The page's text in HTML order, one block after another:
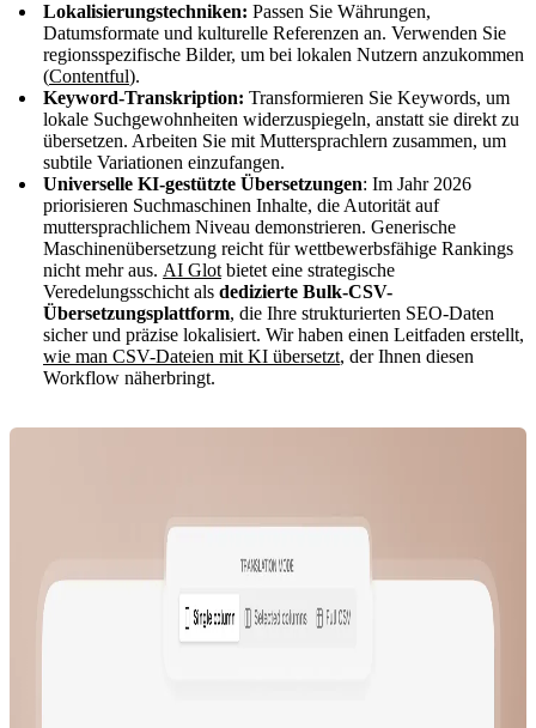
Lokalisierungstechniken: Passen Sie Währungen,
Datumsformate und kulturelle Referenzen an. Verwenden Sie
regionsspezifische Bilder, um bei lokalen Nutzern anzukommen
(Contentful).
Keyword-Transkription: Transformieren Sie Keywords, um
lokale Suchgewohnheiten widerzuspiegeln, anstatt sie direkt zu
übersetzen. Arbeiten Sie mit Muttersprachlern zusammen, um
subtile Variationen einzufangen.
Universelle KI-gestützte Übersetzungen: Im Jahr 2026
priorisieren Suchmaschinen Inhalte, die Autorität auf
muttersprachlichem Niveau demonstrieren. Generische
Maschinenübersetzung reicht für wettbewerbsfähige Rankings
nicht mehr aus. AI Glot bietet eine strategische
Veredelungsschicht als dedizierte Bulk-CSV-
Übersetzungsplattform, die Ihre strukturierten SEO-Daten
sicher und präzise lokalisiert. Wir haben einen Leitfaden erstellt,
wie man CSV-Dateien mit KI übersetzt, der Ihnen diesen
Workflow näherbringt.